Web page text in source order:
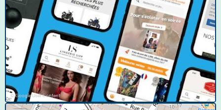
© Google User Content